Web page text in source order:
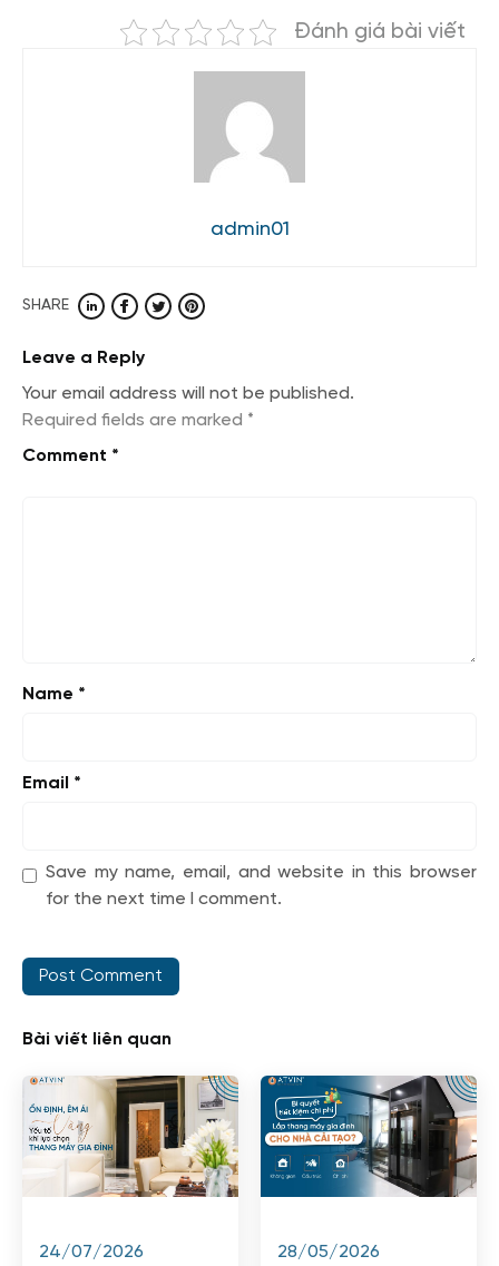
Đánh giá bài viết
admin01
SHARE
Leave a Reply
Your email address will not be published.
Required fields are marked *
Comment *
Name *
Email *
Save my name, email, and website in this browser
for the next time I comment.
Bài viết liên quan
24/07/2026 28/05/2026